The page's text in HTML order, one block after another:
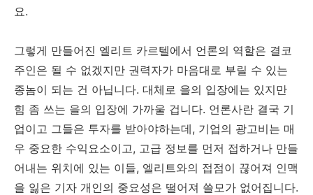
요.
그렇게 만들어진 엘리트 카르텔에서 언론의 역할은 결코
주인은 될 수 없겠지만 권력자가 마음대로 부릴 수 있는
종놈이 되는 건 아닙니다. 대체로 을의 입장에는 있지만
힘 좀 쓰는 을의 입장에 가까울 겁니다. 언론사란 결국 기
업이고 그들은 투자를 받아야하는데, 기업의 광고비는 매
우 중요한 수익요소이고, 고급 정보를 먼저 접하거나 만들
어내는 위치에 있는 이들, 엘리트와의 접점이 끊어져 인맥
을 잃은 기자 개인의 중요성은 떨어져 쓸모가 없어집니다.